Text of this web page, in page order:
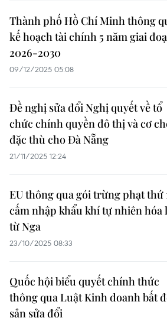
Thành phố Hồ Chí Minh thông
kế hoạch tài chính 5 năm giai
2026-2030
09/12/2025 05:08
Đề nghị sửa đổi Nghị quyết về tổ
chức chính quyền đô thị và cơ
đặc thù cho Đà Nẵng
21/11/2025 12:24
EU thông qua gói trừng phạt thứ
cấm nhập khẩu khí tự nhiên hóa
từ Nga
23/10/2025 08:33
Quốc hội biểu quyết chính thức
thông qua Luật Kinh doanh bất
sản sửa đổi